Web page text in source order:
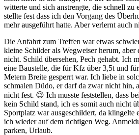
witterte und sich anstrengte, die schnell zu
stellte fest dass ich den Vorgang des
mehr ausgeführt hatte. Aber verlernt auch
Die Anfahrt zum Treffen war etwas
kleine Schilder als Wegweiser herum, aber
nicht. Schild übersehen, Pech gehabt. Ich
eine Baustelle, die für Kfz über 3,5t und
Metern Breite gesperrt war. Ich liebe in
schmalen Düdo, er darf da zwar nicht hin,
nicht fest. 😉 Ich musste feststellen, dass
kein Schild stand, ich es somit auch nicht
Sportplatz war ausgeschildert, da klingelte
ich wieder auf dem richtigen Weg.
parken, Urlaub.